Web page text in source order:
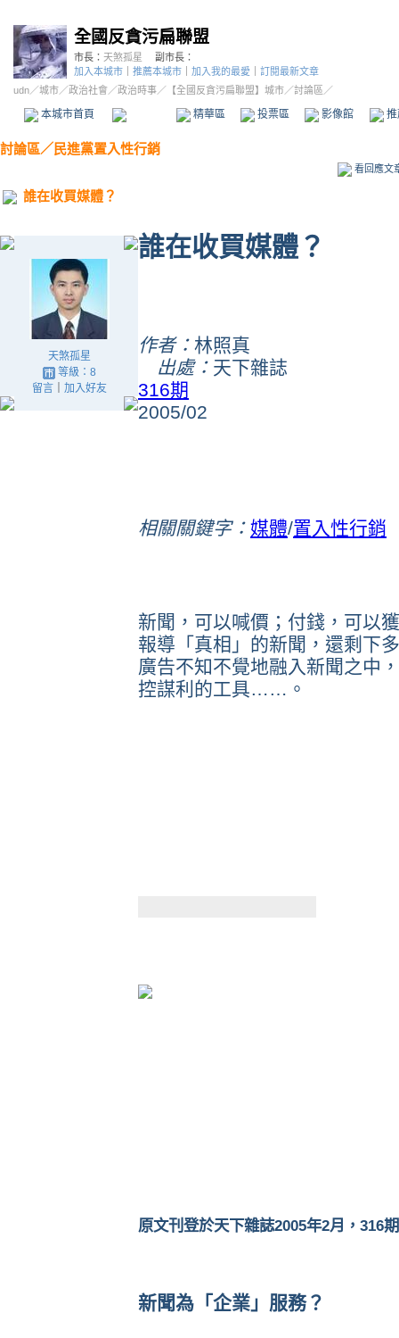
全國反貪污扁聯盟
市長： 天煞孤星
副市長：
加入本城市
推薦本城市 加入我的最愛
訂閱最新文章
udn／城市／政治社會 ／政治時事／ 【全國反貪污扁聯盟】城市／討論區／
本城市首頁 精華區 投票區 影像館
討論區／ 民進黨置入性行銷
看回應文
誰在收買媒體？
天煞孤星
等級：8
留言｜ 加入好友
誰在收買媒體？
作者： 林照真
出處： 天下雜誌
316期
2005/02
相關關鍵字： 媒體/置入性行銷
新聞，可以喊價；付錢，可以
報導「真相」的新聞，還剩下
廣告不知不覺地融入新聞之中
控謀利的工具……。
原文刊登於天下雜誌2005年2月，316
新聞為「企業」服務？